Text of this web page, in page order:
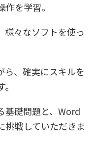
を学習。
様々なソフトを使っ
ら、確実にスキルを
基礎問題と、Word
挑戦していただきま